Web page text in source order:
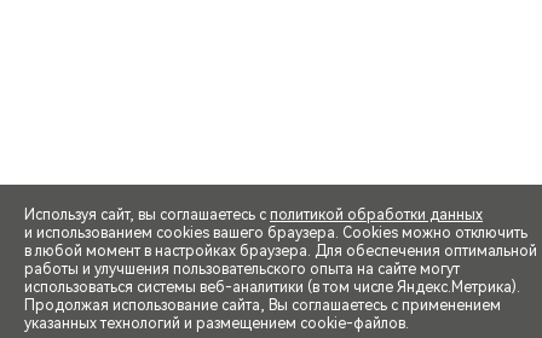
Используя сайт, вы соглашаетесь с политикой обработки данных
и использованием cookies вашего браузера. Cookies можно отключить
в любой момент в настройках браузера. Для обеспечения оптимальной
работы и улучшения пользовательского опыта на сайте могут
использоваться системы веб-аналитики (в том числе Яндекс.Метрика).
Продолжая использование сайта, Вы соглашаетесь с применением
указанных технологий и размещением cookie-файлов.